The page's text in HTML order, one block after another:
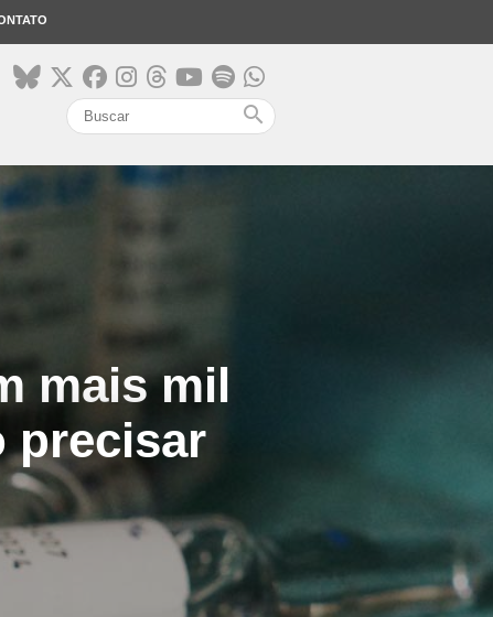
search
mais mil
precisar